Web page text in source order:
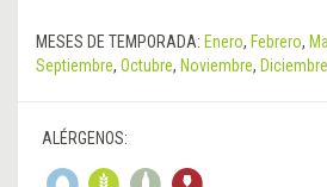
MESES DE TEMPORADA: Enero, Febrero,
Septiembre, Octubre, Noviembre, Diciembre
ALÉRGENOS: